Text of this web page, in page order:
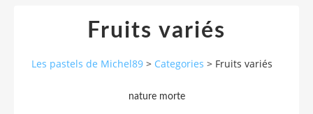
Fruits variés
Les pastels de Michel89 > Categories > Fruits variés
nature morte